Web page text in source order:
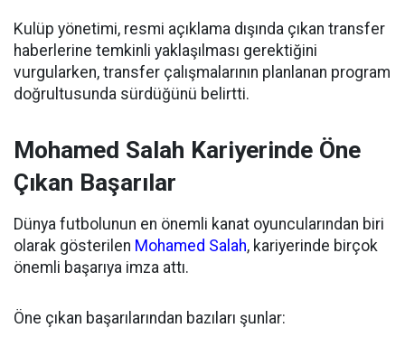
Kulüp yönetimi, resmi açıklama dışında çıkan transfer
haberlerine temkinli yaklaşılması gerektiğini
vurgularken, transfer çalışmalarının planlanan program
doğrultusunda sürdüğünü belirtti.
Mohamed Salah Kariyerinde Öne
Çıkan Başarılar
Dünya futbolunun en önemli kanat oyuncularından biri
olarak gösterilen Mohamed Salah, kariyerinde birçok
önemli başarıya imza attı.
Öne çıkan başarılarından bazıları şunlar: